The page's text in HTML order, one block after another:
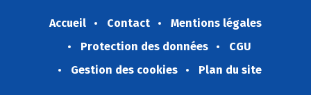
Accueil Contact
Mentions légales
Protection des données
CGU
Gestion des cookies
Plan du site